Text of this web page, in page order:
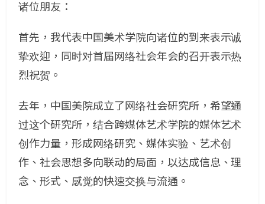
诸位朋友：
首先，我代表中国美术学院向诸位的到来表示诚
挚欢迎，同时对首届网络社会年会的召开表示热
烈祝贺。
去年，中国美院成立了网络社会研究所，希望通
过这个研究所，结合跨媒体艺术学院的媒体艺术
创作力量，形成网络研究、媒体实验、艺术创
作、社会思想多向联动的局面，以达成信息、理
念、形式、感觉的快速交换与流通。